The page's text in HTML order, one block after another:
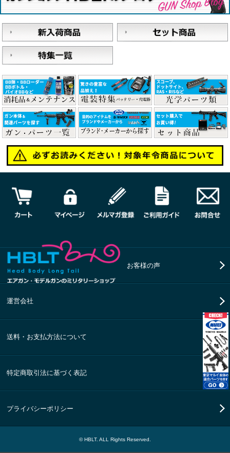
お客様の声
運営会社
送料・お支払方法について
特定商取引法に基づく表記
プライバシーポリシー
© HBLT. ALL Rights Reserved.